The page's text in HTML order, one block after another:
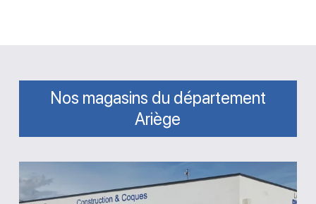
Nos magasins du département
Ariège
Magasin